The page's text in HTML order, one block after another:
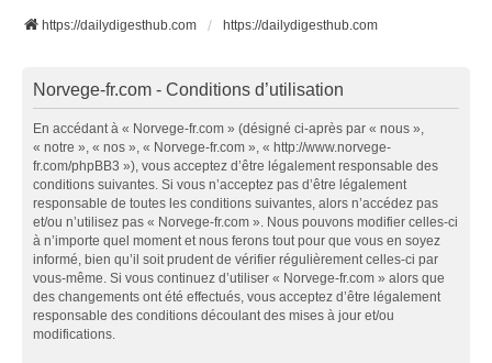
https://dailydigesthub.com https://dailydigesthub.com
Norvege-fr.com - Conditions d’utilisation
En accédant à « Norvege-fr.com » (désigné ci-après par « nous »,
« notre », « nos », « Norvege-fr.com », « http://www.norvege-
fr.com/phpBB3 »), vous acceptez d’être légalement responsable des
conditions suivantes. Si vous n’acceptez pas d’être légalement
responsable de toutes les conditions suivantes, alors n’accédez pas
et/ou n’utilisez pas « Norvege-fr.com ». Nous pouvons modifier celles-ci
à n’importe quel moment et nous ferons tout pour que vous en soyez
informé, bien qu’il soit prudent de vérifier régulièrement celles-ci par
vous-même. Si vous continuez d’utiliser « Norvege-fr.com » alors que
des changements ont été effectués, vous acceptez d’être légalement
responsable des conditions découlant des mises à jour et/ou
modifications.